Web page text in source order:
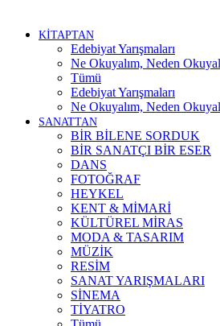
KİTAPTAN
Edebiyat Yarışmaları
Ne Okuyalım, Neden
Tümü
Edebiyat Yarışmaları
Ne Okuyalım, Neden
SANATTAN
BİR BİLENE SORDUK
BİR SANATÇI BİR ESER
DANS
FOTOĞRAF
HEYKEL
KENT & MİMARİ
KÜLTÜREL MİRAS
MODA & TASARIM
MÜZİK
RESİM
SANAT YARIŞMALARI
SİNEMA
TİYATRO